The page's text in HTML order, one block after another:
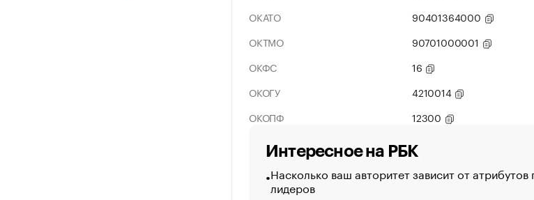
ОКАТО
90401364000
ОКТМО
90701000001
ОКФС
16
ОКОГУ
4210014
ОКОПФ
12300
Интересное на РБК
Насколько ваш авторитет зависит от атрибутов
лидеров